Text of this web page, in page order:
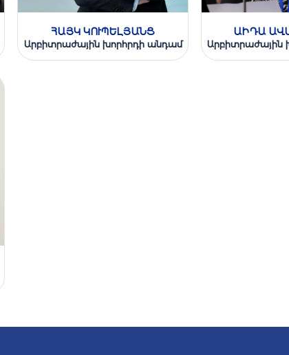
ՀԱՅԿ ԿՈՒՊԵԼՅԱՆՑ
Արբիտրաժային խորհրդի անդամ
ԱԻԴԱ
Արբիտրաժային